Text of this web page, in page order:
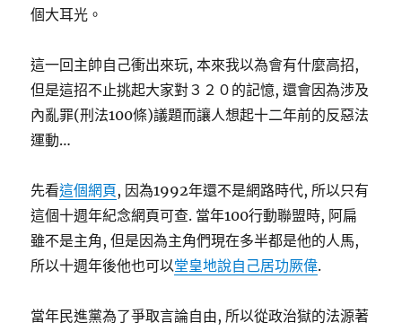
個大耳光。
這一回主帥自己衝出來玩, 本來我以為會有什麼高招,
但是這招不止挑起大家對３２０的記憶, 還會因為涉及
內亂罪(刑法100條)議題而讓人想起十二年前的反惡法
運動…
先看這個網頁, 因為1992年還不是網路時代, 所以只有
這個十週年紀念網頁可查. 當年100行動聯盟時, 阿扁
雖不是主角, 但是因為主角們現在多半都是他的人馬,
所以十週年後他也可以堂皇地說自己居功厥偉.
當年民進黨為了爭取言論自由, 所以從政治獄的法源著